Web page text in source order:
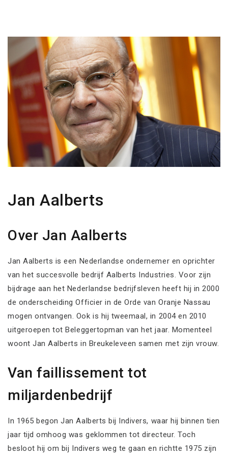
Jan Aalberts
Over Jan Aalberts
Jan Aalberts is een Nederlandse ondernemer en oprichter
van het succesvolle bedrijf Aalberts Industries. Voor zijn
bijdrage aan het Nederlandse bedrijfsleven heeft hij in 2000
de onderscheiding Officier in de Orde van Oranje Nassau
mogen ontvangen. Ook is hij tweemaal, in 2004 en 2010
uitgeroepen tot Beleggertopman van het jaar. Momenteel
woont Jan Aalberts in Breukeleveen samen met zijn vrouw.
Van faillissement tot
miljardenbedrijf
In 1965 begon Jan Aalberts bij Indivers, waar hij binnen tien
jaar tijd omhoog was geklommen tot directeur. Toch
besloot hij om bij Indivers weg te gaan en richtte 1975 zijn